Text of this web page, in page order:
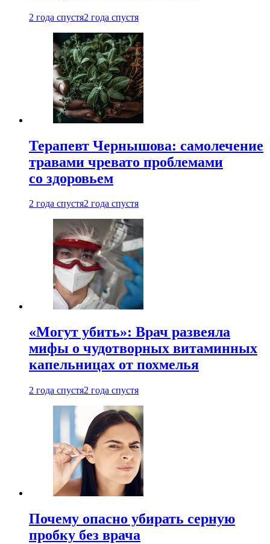
2 года спустя2 года спустя
Терапевт Чернышова: самолечение
травами чревато проблемами
со здоровьем
2 года спустя2 года спустя
«Могут убить»: Врач развеяла
мифы о чудотворных витаминных
капельницах от похмелья
2 года спустя2 года спустя
Почему опасно убирать серную
пробку без врача